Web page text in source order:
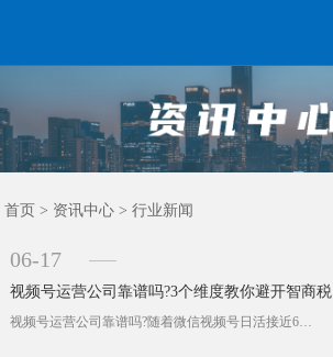
首页
GEO常见问题
GEO优化
海外GEO
网络营销
企业培训
软件开发
政策申报
资讯中心
关于我们
首页 > 资讯中心 >行业新闻
06-17
视频号运营公司靠谱吗?3个维度教你避开智商税
视频号运营公司靠谱吗?随着微信视频号日活接近6亿，90%的企业面临相同困境：自建团队成本高、试错周期长，而代运营公司承诺“三个···